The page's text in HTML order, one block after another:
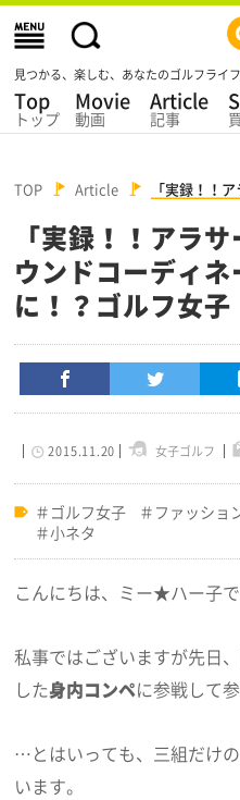
見つかる、楽しむ、あなたのゴルフライフ
Top
トップ
Movie
動画
Article
記事
TOP Article 「実録！！
「実録！！アラ
ウンドコーディ
に！？ゴルフ女子
2015.11.20 女子ゴルフ
ゴルフ女子 ファッショ
小ネタ
こんにちは、ミー★ハー子で
私事ではございますが先日
した身内コンペに参戦して
…とはいっても、三組だけ
います。